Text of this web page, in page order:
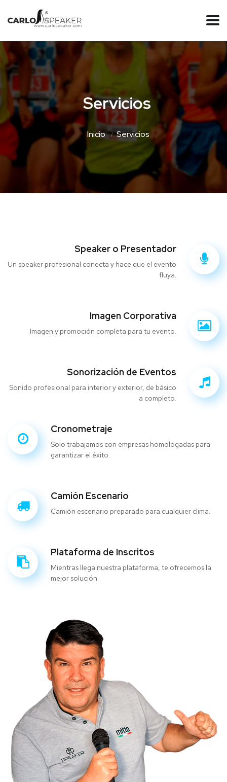
Servicios
Inicio Servicios
Speaker o Presentador
Un speaker profesional conecta y hace que el evento
fluya.
Imagen Corporativa
Imagen y promoción completa para tu evento.
Sonorización de Eventos
Sonido profesional para interior y exterior, de básico
a completo.
Cronometraje
Solo trabajamos con empresas homologadas para
garantizar el éxito.
Camión Escenario
Camión escenario preparado para cualquier clima.
Plataforma de Inscritos
Mientras llega nuestra plataforma, te ofrecemos la
mejor solución.